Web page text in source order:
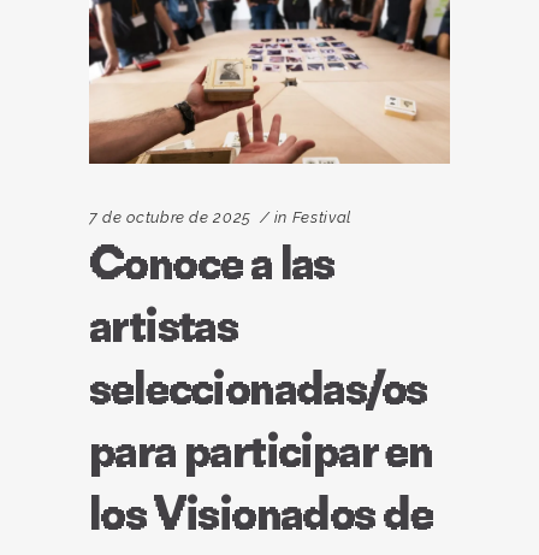
7 de octubre de 2025 in Festival
Conoce a las
artistas
seleccionadas/os
para participar en
los Visionados de